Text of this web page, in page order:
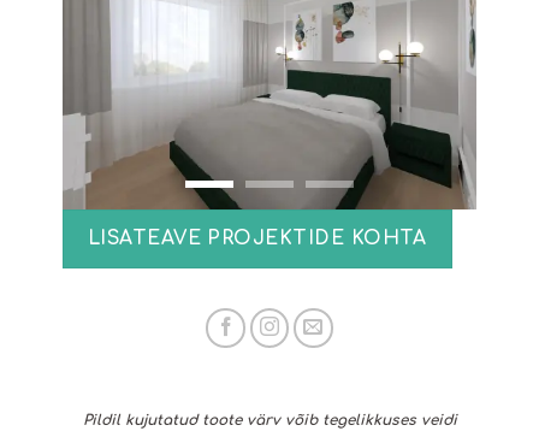
LISATEAVE PROJEKTIDE KOHTA
Pildil kujutatud toote värv võib tegelikkuses veidi